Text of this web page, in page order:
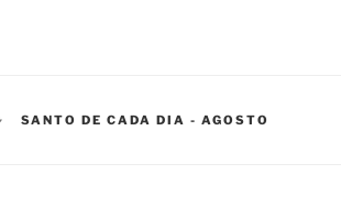
SANTO DE CADA DIA - AGOSTO